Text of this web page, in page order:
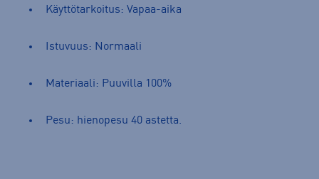
Käyttötarkoitus: Vapaa-aika
Istuvuus: Normaali
Materiaali: Puuvilla 100%
Pesu: hienopesu 40 astetta.